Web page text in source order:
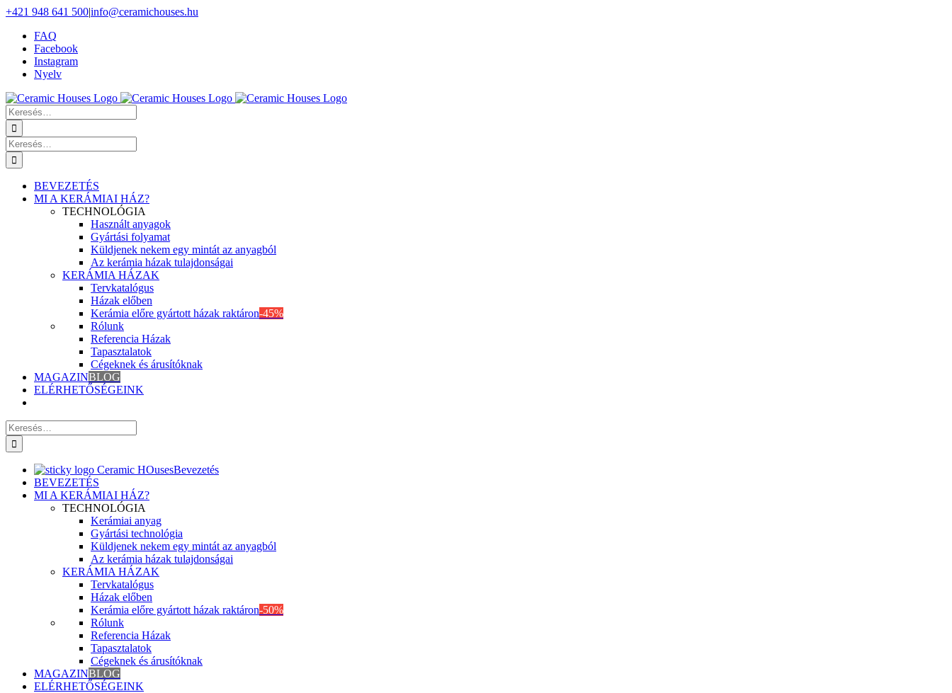
Skip
content
+421 948 641 500|info@ceramichouses.hu
FAQ
Facebook
Instagram
Nyelv
Keresés
erre:
Keresés
erre:
BEVEZETÉS
MI A KERÁMIAI HÁZ?
TECHNOLÓGIA
Használt anyagok
Gyártási folyamat
Küldjenek nekem egy mintát az anyagból
Az kerámia házak tulajdonságai
KERÁMIA HÁZAK
Tervkatalógus
Házak előben
Kerámia előre gyártott házak raktáron-45%
Rólunk
Referencia Házak
Tapasztalatok
Cégeknek és árusítóknak
MAGAZINBLOG
ELÉRHETŐSÉGEINK
Keresés
erre:
Bevezetés
BEVEZETÉS
MI A KERÁMIAI HÁZ?
TECHNOLÓGIA
Kerámiai anyag
Gyártási technológia
Küldjenek nekem egy mintát az anyagból
Az kerámia házak tulajdonságai
KERÁMIA HÁZAK
Tervkatalógus
Házak előben
Kerámia előre gyártott házak raktáron-50%
Rólunk
Referencia Házak
Tapasztalatok
Cégeknek és árusítóknak
MAGAZINBLOG
ELÉRHETŐSÉGEINK